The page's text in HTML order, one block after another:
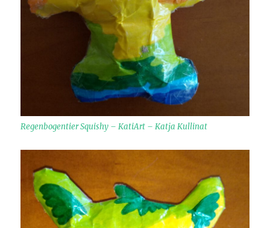
Regenbogentier Squishy – KatiArt – Katja Kullinat